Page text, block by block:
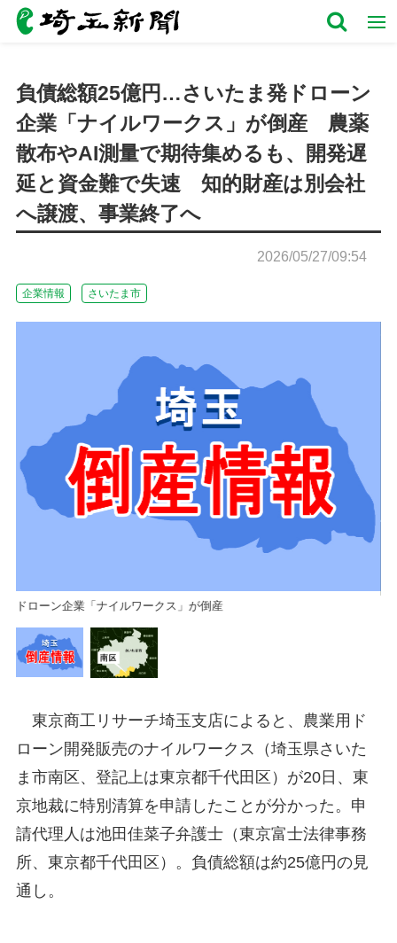
負債総額25億円…さいたま発ドローン
企業「ナイルワークス」が倒産 農薬
散布やAI測量で期待集めるも、開発遅
延と資金難で失速 知的財産は別会社
へ譲渡、事業終了へ
2026/05/27/09:54
企業情報 さいたま市
ドローン企業「ナイルワークス」が倒産
東京商工リサーチ埼玉支店によると、農業用ド
ローン開発販売のナイルワークス（埼玉県さいた
ま市南区、登記上は東京都千代田区）が20日、東
京地裁に特別清算を申請したことが分かった。申
請代理人は池田佳菜子弁護士（東京富士法律事務
所、東京都千代田区）。負債総額は約25億円の見
通し。